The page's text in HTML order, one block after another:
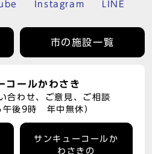
Instagram LINE
市の施設一覧
コールかわさき
合わせ、ご意見、ご相談
午後9時 年中無休）
サンキューコールか
わさきの